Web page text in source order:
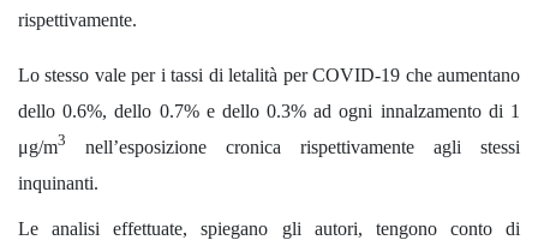
rispettivamente.
Lo stesso vale per i tassi di letalità per COVID-19 che aumentano
dello 0.6%, dello 0.7% e dello 0.3% ad ogni innalzamento di 1
μg/m3
nell’esposizione cronica rispettivamente agli stessi
inquinanti.
Le analisi effettuate, spiegano gli autori, tengono conto di